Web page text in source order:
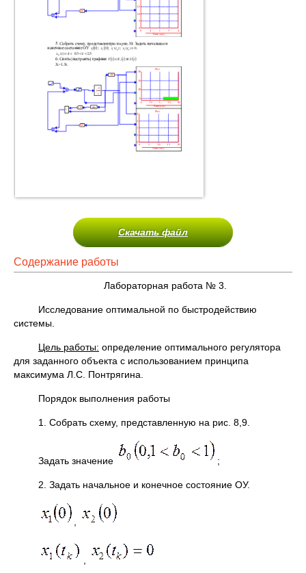
Скачать файл
Содержание работы
Лабораторная работа № 3.
Исследование оптимальной по быстродействию
системы.
Цель работы: определение оптимального регулятора
для заданного объекта с использованием принципа
максимума Л.С. Понтрягина.
Порядок выполнения работы
1. Собрать схему, представленную на рис. 8,9.
Задать значение ;
2. Задать начальное и конечное состояние OУ.